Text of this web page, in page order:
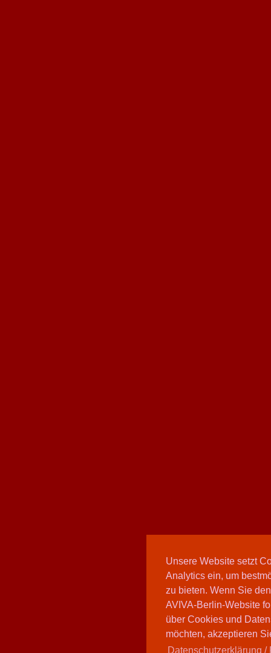
Unsere Website setzt
Analytics ein, um
zu bieten. Wenn Sie
AVIVA-Berlin-Website
über Cookies und
möchten, akzeptieren
Datenschutzerklärung /